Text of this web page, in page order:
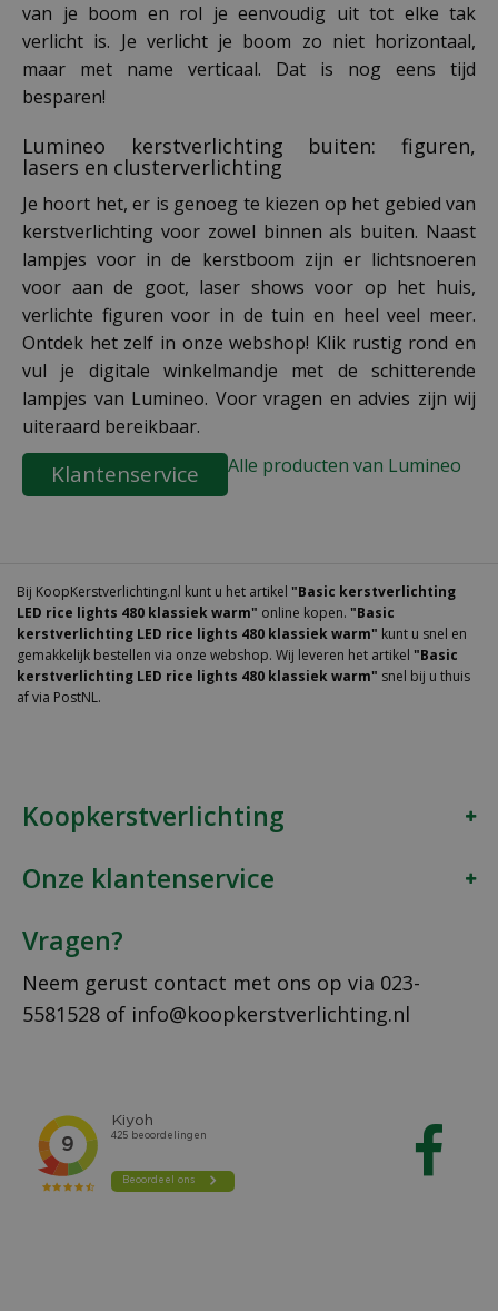
van je boom en rol je eenvoudig uit tot elke tak
verlicht is. Je verlicht je boom zo niet horizontaal,
maar met name verticaal. Dat is nog eens tijd
besparen!
Lumineo kerstverlichting buiten: figuren,
lasers en clusterverlichting
Je hoort het, er is genoeg te kiezen op het gebied van
kerstverlichting voor zowel binnen als buiten. Naast
lampjes voor in de kerstboom zijn er lichtsnoeren
voor aan de goot, laser shows voor op het huis,
verlichte figuren voor in de tuin en heel veel meer.
Ontdek het zelf in onze webshop! Klik rustig rond en
vul je digitale winkelmandje met de schitterende
lampjes van Lumineo. Voor vragen en advies zijn wij
uiteraard bereikbaar.
Klantenservice Alle producten van Lumineo
Bij KoopKerstverlichting.nl kunt u het artikel "Basic kerstverlichting
LED rice lights 480 klassiek warm" online kopen. "Basic
kerstverlichting LED rice lights 480 klassiek warm" kunt u snel en
gemakkelijk bestellen via onze webshop. Wij leveren het artikel "Basic
kerstverlichting LED rice lights 480 klassiek warm" snel bij u thuis
af via PostNL.
Koopkerstverlichting
Onze klantenservice
Vragen?
Neem gerust contact met ons op via 023-
5581528 of info@koopkerstverlichting.nl